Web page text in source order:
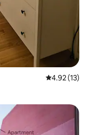
평점 4.92점
4.92 (13)